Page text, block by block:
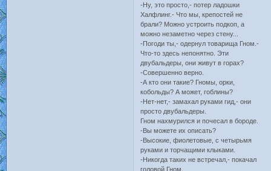
-Ну, это просто,- потер ладошки
Халфлинг.- Что мы, крепостей не
брали? Можно устроить подкоп, а
можно незаметно через стену...
-Погоди ты,- одернул товарища Гном.-
Что-то здесь непонятно. Эти
двубальдеры, они живут в горах?
-Совершенно верно.
-А кто они такие? Гномы, орки,
кобольды? А может, гоблины?
-Нет-нет,- замахал руками гид,- они
просто двубальдеры.
Гном нахмурился и почесал в бороде.
-Вы можете их описать?
-Высокие, фиолетовые, с четырьмя
руками и торчащими клыками.
-Никогда таких не встречал,- покачал
головой Гном.